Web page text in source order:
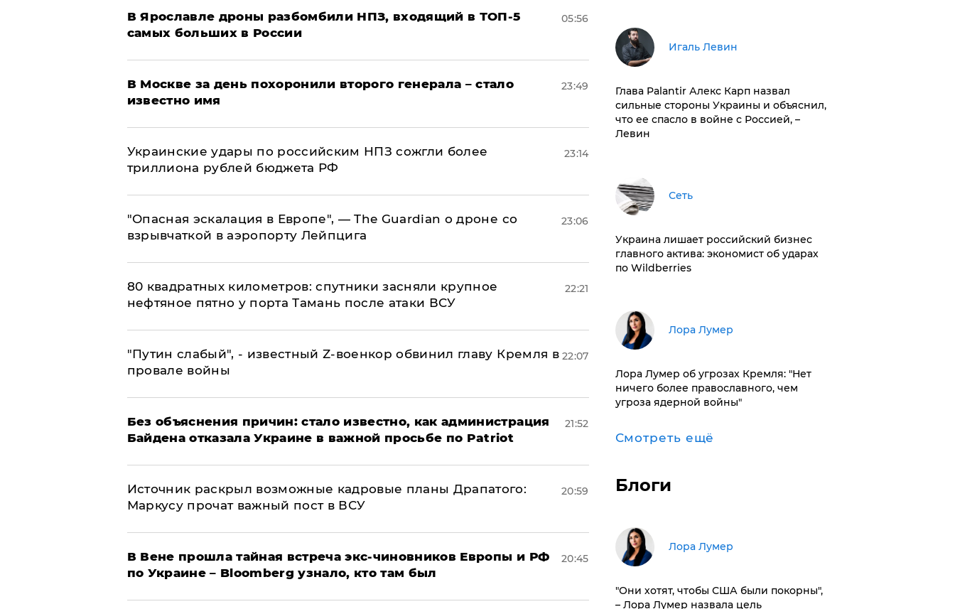
В Ярославле дроны разбомбили НПЗ, входящий в ТОП-5
самых больших в России
05:56
В Москве за день похоронили второго генерала – стало
известно имя
23:49
Украинские удары по российским НПЗ сожгли более
триллиона рублей бюджета РФ
23:14
"Опасная эскалация в Европе", — The Guardian о дроне со
взрывчаткой в аэропорту Лейпцига
23:06
80 квадратных километров: спутники засняли крупное
нефтяное пятно у порта Тамань после атаки ВСУ
22:21
​"Путин слабый", - известный Z-военкор обвинил главу Кремля в
провале войны
22:07
Без объяснения причин: стало известно, как администрация
Байдена отказала Украине в важной просьбе по Patriot
21:52
​Источник раскрыл возможные кадровые планы Драпатого:
Маркусу прочат важный пост в ВСУ
20:59
В Вене прошла тайная встреча экс-чиновников Европы и РФ
по Украине – Bloomberg узнало, кто там был
20:45
Игаль Левин
Глава Palantir Алекс Карп назвал
сильные стороны Украины и объяснил,
что ее спасло в войне с Россией, –
Левин
Сеть
​Украина лишает российский бизнес
главного актива: экономист об ударах
по Wildberries
​Лора Лумер
Лора Лумер об угрозах Кремля: "Нет
ничего более православного, чем
угроза ядерной войны"
Смотреть ещё
Блоги
​Лора Лумер
"Они хотят, чтобы США были покорны",
– Лора Лумер назвала цель